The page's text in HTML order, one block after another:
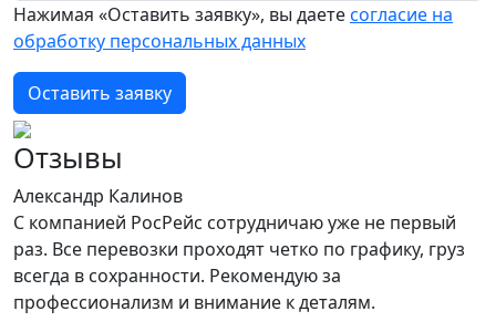
Нажимая «Оставить заявку», вы даетесогласие на
обработку персональных данных
Оставить заявку
Отзывы
Александр Калинов
С компанией РосРейс сотрудничаю уже не первый
раз. Все перевозки проходят четко по графику, груз
всегда в сохранности. Рекомендую за
профессионализм и внимание к деталям.